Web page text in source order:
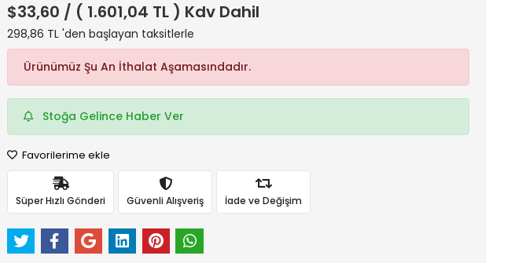
$33,60 / ( 1.601,04 TL ) Kdv Dahil
298,86 TL 'den başlayan taksitlerle
Ürünümüz Şu An İthalat Aşamasındadır.
Stoğa Gelince Haber Ver
Favorilerime ekle
Süper Hızlı Gönderi Güvenli Alışveriş İade ve Değişim